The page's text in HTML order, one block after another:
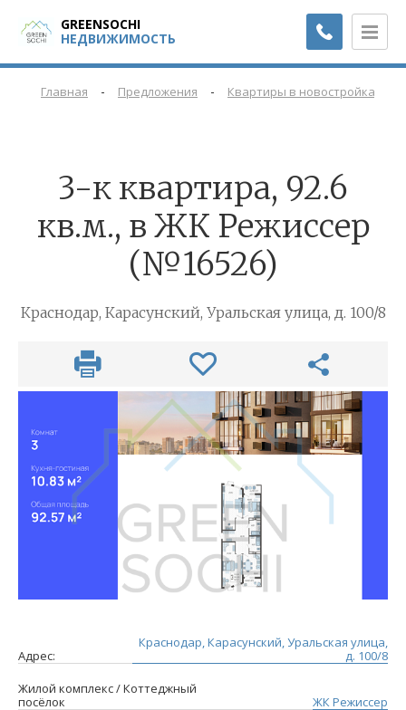
GREENSOCHI
НЕДВИЖИМОСТЬ
Главная - Предложения - Квартиры в новостройках
3-к квартира, 92.6
кв.м., в ЖК Режиссер
(№16526)
Краснодар, Карасунский, Уральская улица, д. 100/8
Адрес:
Краснодар, Карасунский, Уральская улица,
д. 100/8
Жилой комплекс / Коттеджный
посёлок
ЖК Режиссер